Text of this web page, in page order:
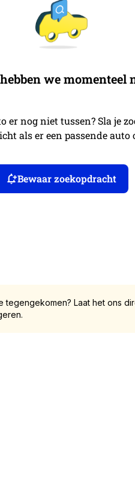
we momenteel
er nog niet tussen? Sla je
als er een passende
Bewaar zoekopdracht
Laat het ons